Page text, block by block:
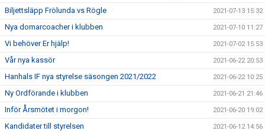
Biljettsläpp Frölunda vs Rögle 2021-07-13 15:32
Nya domarcoacher i klubben 2021-07-10 11:27
Vi behöver Er hjälp! 2021-07-02 15:53
Vår nya kassör 2021-06-22 20:53
Hanhals IF nya styrelse säsongen 2021/2022 2021-06-22 10:25
Ny Ordförande i klubben 2021-06-21 21:46
Inför Årsmötet i morgon! 2021-06-20 19:02
Kandidater till styrelsen 2021-06-12 14:56